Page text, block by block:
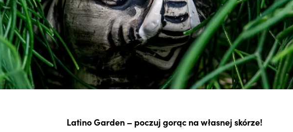
Latino Garden – poczuj gorąc na własnej skórze!